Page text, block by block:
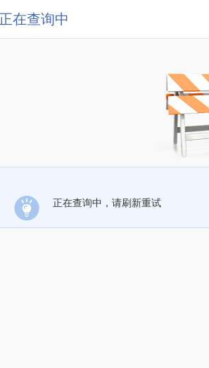
正在查询中
正在查询中，请刷新重试